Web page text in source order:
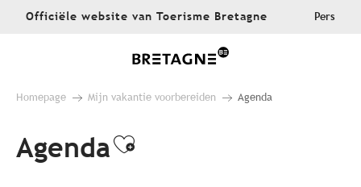
AllerOfficiële website van Toerisme Bretagne Pers
Homepage Mijn vakantie voorbereiden Agenda
AgendaAjouter aux favoris